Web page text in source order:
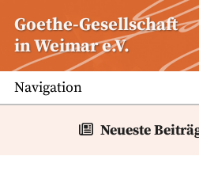
Inhalt
springen
Goethe-Gesellschaft
in Weimar e.V.
Navigation
Neueste